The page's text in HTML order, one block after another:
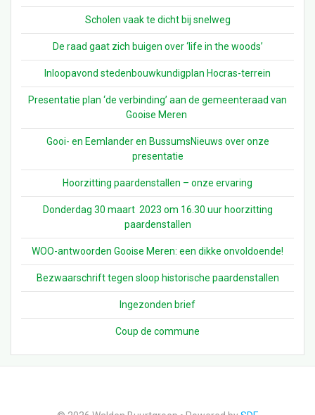
Scholen vaak te dicht bij snelweg
De raad gaat zich buigen over ‘life in the woods’
Inloopavond stedenbouwkundigplan Hocras-terrein
Presentatie plan ‘de verbinding’ aan de gemeenteraad van
Gooise Meren
Gooi- en Eemlander en BussumsNieuws over onze
presentatie
Hoorzitting paardenstallen – onze ervaring
Donderdag 30 maart 2023 om 16.30 uur hoorzitting
paardenstallen
WOO-antwoorden Gooise Meren: een dikke onvoldoende!
Bezwaarschrift tegen sloop historische paardenstallen
Ingezonden brief
Coup de commune